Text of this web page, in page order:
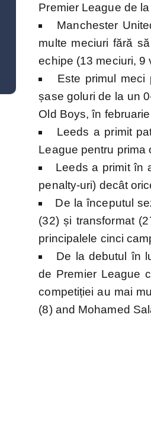
Champions
League
Echipe naționale
Mondial
2026
Premier League de
Manchester
multe meciuri fără
echipe (13 meciuri, 9
Este primul
șase goluri de la un
Old Boys, în
Leeds a primit
League pentru prima
Leeds a primit în
penalty-uri) decât
De la începutul
(32) și transformat
principalele cinci
De la debutul în
de Premier League
competiției au mai
(8) and Mohamed